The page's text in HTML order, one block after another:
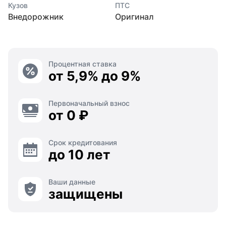
Кузов
Внедорожник
ПТС
Оригинал
Процентная ставка
от 5,9% до 9%
Первоначальный взнос
от 0 ₽
Срок кредитования
до 10 лет
Ваши данные
защищены